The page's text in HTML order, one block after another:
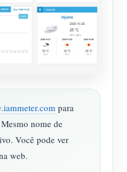
para
nome de
Você pode ver
web.